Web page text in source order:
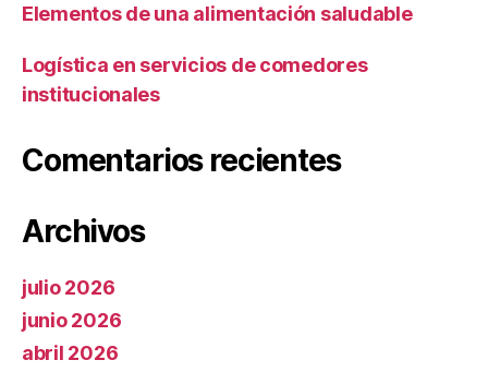
Elementos de una alimentación saludable
Logística en servicios de comedores
institucionales
Comentarios recientes
Archivos
julio 2026
junio 2026
abril 2026